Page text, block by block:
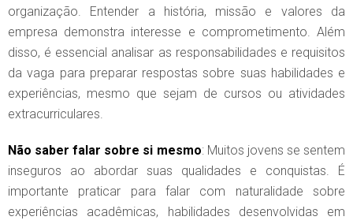
organização. Entender a história, missão e valores da
empresa demonstra interesse e comprometimento. Além
disso, é essencial analisar as responsabilidades e requisitos
da vaga para preparar respostas sobre suas habilidades e
experiências, mesmo que sejam de cursos ou atividades
extracurriculares.
Não saber falar sobre si mesmo: Muitos jovens se sentem
inseguros ao abordar suas qualidades e conquistas. É
importante praticar para falar com naturalidade sobre
experiências acadêmicas, habilidades desenvolvidas em